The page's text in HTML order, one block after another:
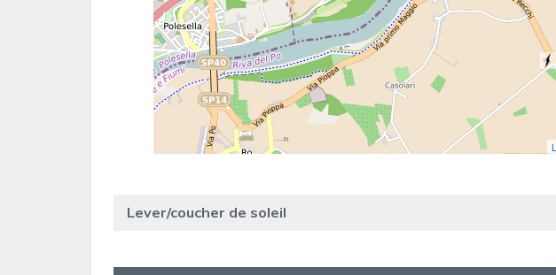
Lever/coucher de soleil